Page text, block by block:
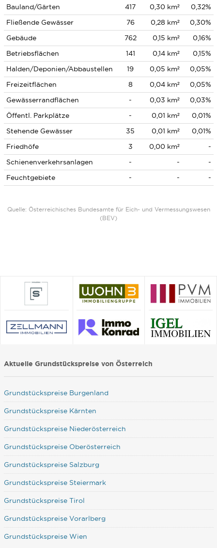
Bauland/Gärten 417 0,30 km²
0,32%
Fließende Gewässer
76 0,28 km²
0,30%
Gebäude
762 0,15 km²
0,16%
Betriebsflächen
141 0,14 km²
0,15%
Halden/Deponien/Abbaustellen
19 0,05 km²
0,05%
Freizeitflächen
8 0,04 km²
0,05%
Gewässerrandflächen
- 0,03 km²
0,03%
Öffentl. Parkplätze
- 0,01 km²
0,01%
Stehende Gewässer
35 0,01 km²
0,01%
Friedhöfe
3 0,00 km²
-
Schienenverkehrsanlagen
- -
-
Feuchtgebiete
- - -
Quelle: Österreichisches Bundesamte für Eich- und Vermessungswesen
(BEV)
Aktuelle Grundstückspreise von Österreich
Grundstückspreise Burgenland
Grundstückspreise Kärnten
Grundstückspreise Niederösterreich
Grundstückspreise Oberösterreich
Grundstückspreise Salzburg
Grundstückspreise Steiermark
Grundstückspreise Tirol
Grundstückspreise Vorarlberg
Grundstückspreise Wien